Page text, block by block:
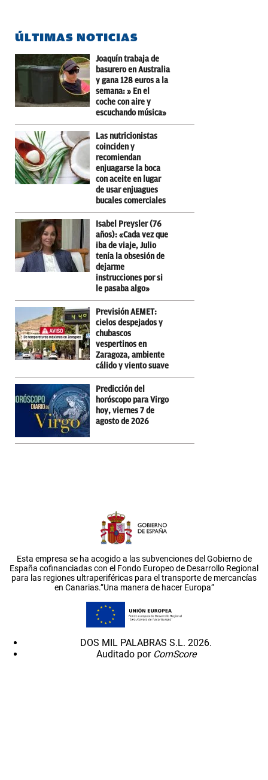
ÚLTIMAS NOTICIAS
Joaquín trabaja de
basurero en Australia
y gana 128 euros a la
semana: » En el
coche con aire y
escuchando música»
Las nutricionistas
coinciden y
recomiendan
enjuagarse la boca
con aceite en lugar
de usar enjuagues
bucales comerciales
Isabel Preysler (76
años): «Cada vez que
iba de viaje, Julio
tenía la obsesión de
dejarme
instrucciones por si
le pasaba algo»
Previsión AEMET:
cielos despejados y
chubascos
vespertinos en
Zaragoza, ambiente
cálido y viento suave
Predicción del
horóscopo para Virgo
hoy, viernes 7 de
agosto de 2026
Esta empresa se ha acogido a las subvenciones del Gobierno de
España cofinanciadas con el Fondo Europeo de Desarrollo Regional
para las regiones ultraperiféricas para el transporte de mercancías
en Canarias.”Una manera de hacer Europa”
DOS MIL PALABRAS S.L. 2026.
Auditado por ComScore